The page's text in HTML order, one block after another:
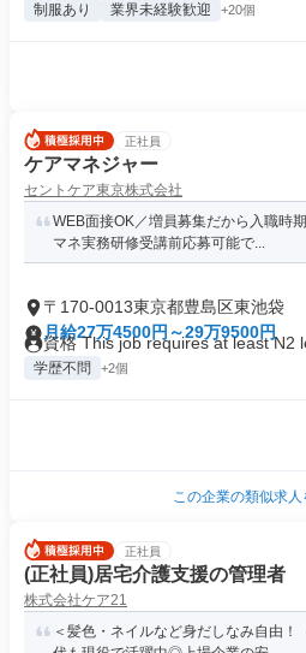
制服あり 業界未経験歓迎 +20個
正社員
ケアマネジャー
セントケア東京株式会社
WEB面接OK／増員募集だから入職時
マネ実務研修受講前応募可能で...
〒170-0013東京都豊島区東池袋
月給27万4500円～29万9500円
資格 This job requires at least N2
学歴不問 +2個
この企業の類似求人
正社員
(正社員)居宅介護支援の管理者
株式会社ケア21
＜髪色・ネイルなど身だしなみ自由